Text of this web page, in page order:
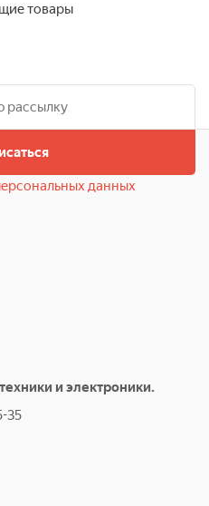
товары
данных
и электроники.
35